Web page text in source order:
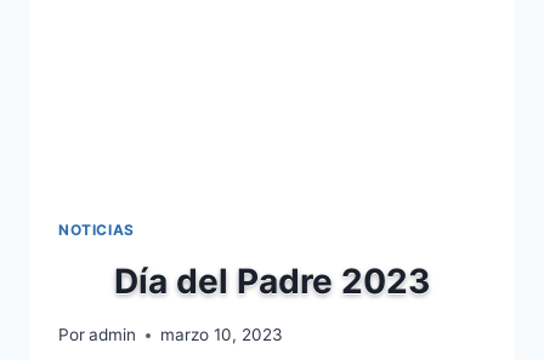
NOTICIAS
Día del Padre 2023
Poradmin marzo 10, 2023